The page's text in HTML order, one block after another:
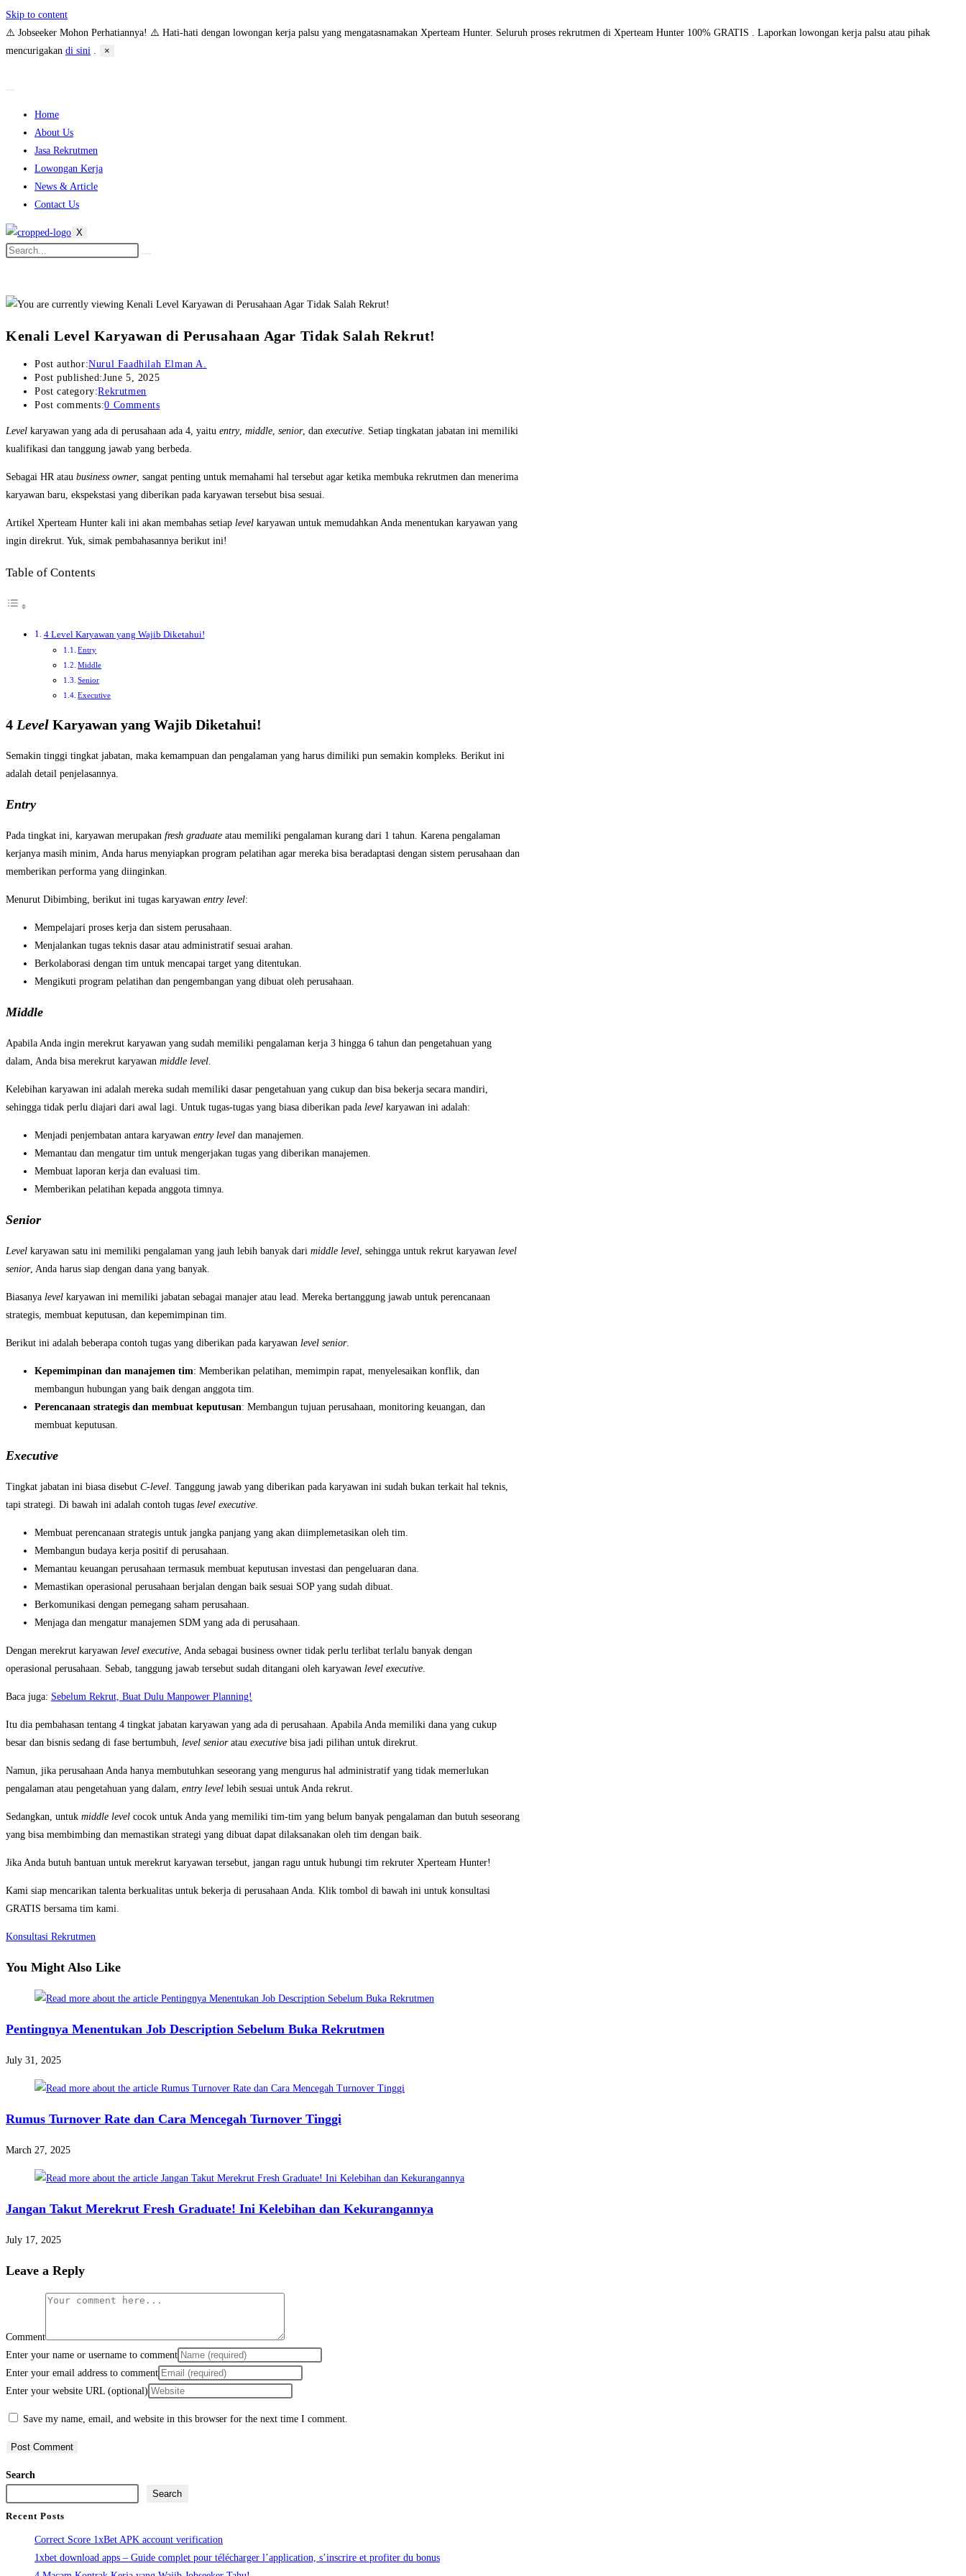
Skip to content
⚠️ Jobseeker Mohon Perhatiannya! ⚠️ Hati-hati dengan lowongan kerja palsu yang mengatasnamakan Xperteam Hunter. Seluruh proses rekrutmen di Xperteam Hunter 100% GRATIS . Laporkan lowongan kerja palsu atau pihak
mencurigakan di sini . ×
Home
About Us
Jasa Rekrutmen
Lowongan Kerja
News & Article
Contact Us
X
Kenali Level Karyawan di Perusahaan Agar Tidak Salah Rekrut!
Post author:Nurul Faadhilah Elman A.
Post published:June 5, 2025
Post category:Rekrutmen
Post comments:0 Comments
Level karyawan yang ada di perusahaan ada 4, yaitu entry, middle, senior, dan executive. Setiap tingkatan jabatan ini memiliki
kualifikasi dan tanggung jawab yang berbeda.
Sebagai HR atau business owner, sangat penting untuk memahami hal tersebut agar ketika membuka rekrutmen dan menerima
karyawan baru, ekspekstasi yang diberikan pada karyawan tersebut bisa sesuai.
Artikel Xperteam Hunter kali ini akan membahas setiap level karyawan untuk memudahkan Anda menentukan karyawan yang
ingin direkrut. Yuk, simak pembahasannya berikut ini!
Table of Contents
4 Level Karyawan yang Wajib Diketahui!
Entry
Middle
Senior
Executive
4 Level Karyawan yang Wajib Diketahui!
Semakin tinggi tingkat jabatan, maka kemampuan dan pengalaman yang harus dimiliki pun semakin kompleks. Berikut ini
adalah detail penjelasannya.
Entry
Pada tingkat ini, karyawan merupakan fresh graduate atau memiliki pengalaman kurang dari 1 tahun. Karena pengalaman
kerjanya masih minim, Anda harus menyiapkan program pelatihan agar mereka bisa beradaptasi dengan sistem perusahaan dan
memberikan performa yang diinginkan.
Menurut Dibimbing, berikut ini tugas karyawan entry level:
Mempelajari proses kerja dan sistem perusahaan.
Menjalankan tugas teknis dasar atau administratif sesuai arahan.
Berkolaborasi dengan tim untuk mencapai target yang ditentukan.
Mengikuti program pelatihan dan pengembangan yang dibuat oleh perusahaan.
Middle
Apabila Anda ingin merekrut karyawan yang sudah memiliki pengalaman kerja 3 hingga 6 tahun dan pengetahuan yang
dalam, Anda bisa merekrut karyawan middle level
Kelebihan karyawan ini adalah mereka sudah memiliki dasar pengetahuan yang cukup dan bisa bekerja secara mandiri,
sehingga tidak perlu diajari dari awal lagi. Untuk tugas-tugas yang biasa diberikan pada level karyawan ini adalah:
Menjadi penjembatan antara karyawan entry level dan manajemen.
Memantau dan mengatur tim untuk mengerjakan tugas yang diberikan manajemen.
Membuat laporan kerja dan evaluasi tim.
Memberikan pelatihan kepada anggota timnya.
Senior
Level karyawan satu ini memiliki pengalaman yang jauh lebih banyak dari middle level , sehingga untuk rekrut karyawan level
senior, Anda harus siap dengan dana yang banyak.
Biasanya level karyawan ini memiliki jabatan sebagai manajer atau lead. Mereka bertanggung jawab untuk perencanaan
strategis, membuat keputusan, dan kepemimpinan tim.
Berikut ini adalah beberapa contoh tugas yang diberikan pada karyawan level senior.
Kepemimpinan dan manajemen tim: Memberikan pelatihan, memimpin rapat, menyelesaikan konflik, dan
membangun hubungan yang baik dengan anggota tim.
Perencanaan strategis dan membuat keputusan: Membangun tujuan perusahaan, monitoring keuangan, dan
membuat keputusan.
Executive
Tingkat jabatan ini biasa disebut C-level . Tanggung jawab yang diberikan pada karyawan ini sudah bukan terkait hal teknis,
tapi strategi. Di bawah ini adalah contoh tugas level executive
Membuat perencanaan strategis untuk jangka panjang yang akan diimplemetasikan oleh tim.
Membangun budaya kerja positif di perusahaan.
Memantau keuangan perusahaan termasuk membuat keputusan investasi dan pengeluaran dana.
Memastikan operasional perusahaan berjalan dengan baik sesuai SOP yang sudah dibuat.
Berkomunikasi dengan pemegang saham perusahaan.
Menjaga dan mengatur manajemen SDM yang ada di perusahaan.
Dengan merekrut karyawan level executive , Anda sebagai business owner tidak perlu terlibat terlalu banyak dengan
operasional perusahaan. Sebab, tanggung jawab tersebut sudah ditangani oleh karyawan level executive
Baca juga: Sebelum Rekrut, Buat Dulu Manpower Planning!
Itu dia pembahasan tentang 4 tingkat jabatan karyawan yang ada di perusahaan. Apabila Anda memiliki dana yang cukup
besar dan bisnis sedang di fase bertumbuh, level senioratau executive bisa jadi pilihan untuk direkrut.
Namun, jika perusahaan Anda hanya membutuhkan seseorang yang mengurus hal administratif yang tidak memerlukan
pengalaman atau pengetahuan yang dalam, entry level lebih sesuai untuk Anda rekrut.
Sedangkan, untuk middle level cocok untuk Anda yang memiliki tim-tim yang belum banyak pengalaman dan butuh seseorang
yang bisa membimbing dan memastikan strategi yang dibuat dapat dilaksanakan oleh tim dengan baik.
Jika Anda butuh bantuan untuk merekrut karyawan tersebut, jangan ragu untuk hubungi tim rekruter Xperteam Hunter!
Kami siap mencarikan talenta berkualitas untuk bekerja di perusahaan Anda. Klik tombol di bawah ini untuk konsultasi
GRATIS bersama tim kami.
Konsultasi Rekrutmen
You Might Also Like
Pentingnya Menentukan Job Description Sebelum Buka Rekrutmen
July 31, 2025
Rumus Turnover Rate dan Cara Mencegah Turnover Tinggi
March 27, 2025
Jangan Takut Merekrut Fresh Graduate! Ini Kelebihan dan Kekurangannya
July 17, 2025
Leave a Reply
Comment
Enter your name or username to comment
Enter your email address to comment
Enter your website URL (optional)
Save my name, email, and website in this browser for the next time I comment.
Search
Search
Recent Posts
Correct Score 1xBet APK account verification
1xbet download apps – Guide complet pour télécharger l’application, s’inscrire et profiter du bonus